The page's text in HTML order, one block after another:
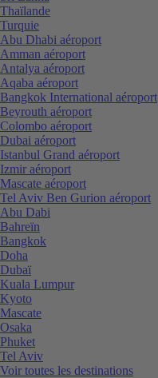
Thaïlande
Turquie
Abu Dhabi aéroport
Amman aéroport
Antalya aéroport
Aqaba aéroport
Bangkok International aéroport
Beyrouth aéroport
Colombo aéroport
Dubai aéroport
Istanbul Grand aéroport
Izmir aéroport
Mascate aéroport
Tel Aviv Ben Gurion aéroport
Abu Dabi
Bahreïn
Bangkok
Doha
Dubaï
Kuala Lumpur
Kyoto
Mascate
Osaka
Phuket
Tel Aviv
Voir toutes les destinations